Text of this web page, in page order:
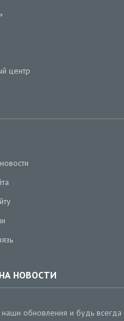
центр
НОВОСТИ
обновления и будь всегда